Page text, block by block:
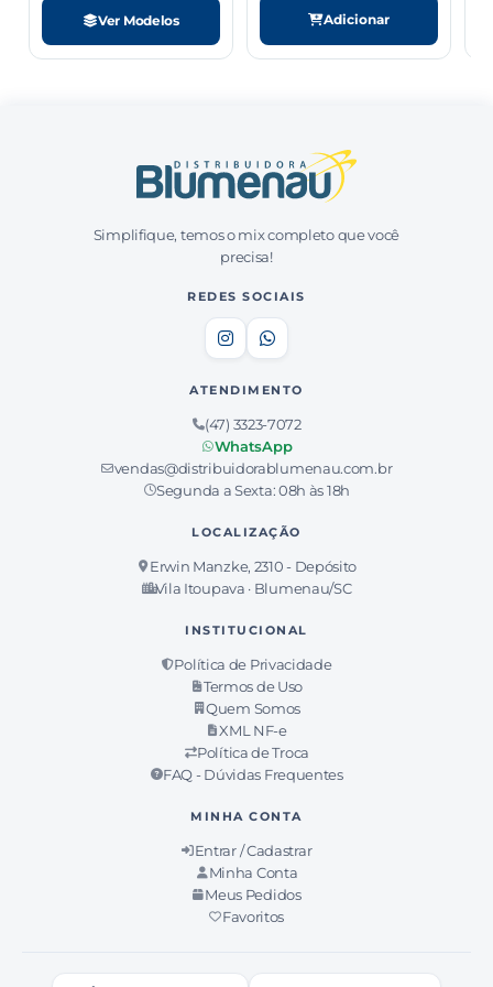
Ver Modelos Adicionar
Simplifique, temos o mix completo que você
precisa!
REDES SOCIAIS
ATENDIMENTO
(47) 3323-7072
WhatsApp
vendas@distribuidorablumenau.com.br
Segunda a Sexta: 08h às 18h
LOCALIZAÇÃO
Erwin Manzke, 2310 - Depósito
Vila Itoupava · Blumenau/SC
INSTITUCIONAL
Política de Privacidade
Termos de Uso
Quem Somos
XML NF-e
Política de Troca
FAQ - Dúvidas Frequentes
MINHA CONTA
Entrar / Cadastrar
Minha Conta
Meus Pedidos
Favoritos